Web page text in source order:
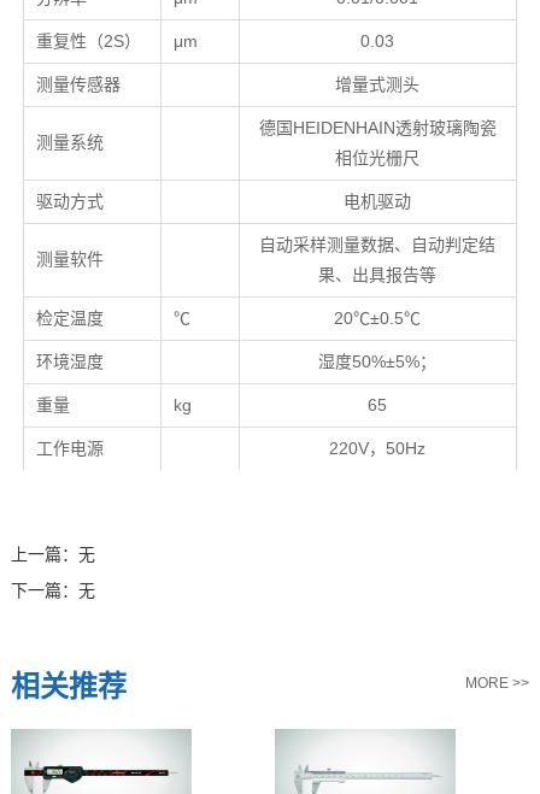
重复性（2S） μm 0.03
测量传感器 增量式测头
测量系统
德国HEIDENHAIN透射玻璃陶瓷
相位光栅尺
驱动方式 电机驱动
测量软件
自动采样测量数据、自动判定结
果、出具报告等
检定温度 ℃ 20℃±0.5℃
环境湿度 湿度50%±5%；
重量 kg 65
工作电源 220V，50Hz
上一篇： 无
下一篇： 无
相关推荐 MORE >>